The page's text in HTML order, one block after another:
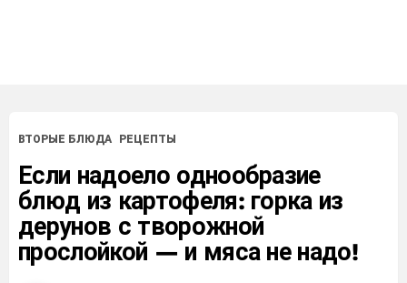
ВТОРЫЕ БЛЮДА РЕЦЕПТЫ
Если надоело однообразие
блюд из картофеля: горка из
дерунов с творожной
прослойкой — и мяса не надо!